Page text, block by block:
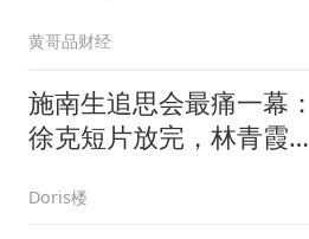
黄哥品财经
施南生追思会最痛一幕：
徐克短片放完，林青霞起
Doris楼